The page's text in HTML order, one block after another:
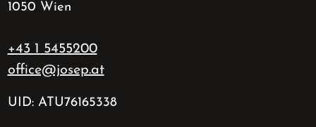
1050 Wien
+43 1 5455200
office@josep.at
UID: ATU76165338